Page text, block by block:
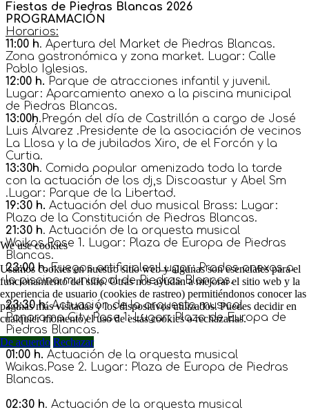
Fiestas de Piedras Blancas 2026
PROGRAMACIÓN
Horarios:
11:00 h. Apertura del Market de Piedras Blancas.
Zona gastronómica y zona market. Lugar: Calle
Pablo Iglesias.
12:00 h. Parque de atracciones infantil y juvenil.
Lugar: Aparcamiento anexo a la piscina municipal
de Piedras Blancas.
13:00h.Pregón del día de Castrillón a cargo de José
Luis Álvarez .Presidente de la asociación de vecinos
La Llosa y la de jubilados Xiro, de el Forcón y la
Curtia.
13:30h. Comida popular amenizada toda la tarde
con la actuación de los dj,s Discoastur y Abel Sm
.Lugar: Parque de la Libertad.
19:30 h. Actuación del duo musical Brass: Lugar:
Plaza de la Constitución de Piedras Blancas.
21:30 h. Actuación de la orquesta musical
Waikas.Pase 1. Lugar: Plaza de Europa de Piedras
Blancas.
23:00 h.Fuegos artificiales.Lugar: Prados anexos a
la piscina municipal de Piedras Blancas.
23:30 h. Actuación de la orquesta musical
Panorama City Pase 1: Lugar: Plaza de Europa de
Piedras Blancas.
01:00 h. Actuación de la orquesta musical
Waikas.Pase 2. Lugar: Plaza de Europa de Piedras
Blancas.
02:30 h. Actuación de la orquesta musical
We use cookies
Usamos cookies en nuestro sitio web y algunas son esenciales para el
funcionamiento del sitio. Otras nos ayudan a mejorar el sitio web y la
experiencia de usuario (cookies de rastreo) permitiéndonos conocer las
páginas más visitadas y los dispositivos utilizados. Puedes decidir en
cualquier momento el uso de estás cookies o rechazarlas.
De acuerdo Rechazar